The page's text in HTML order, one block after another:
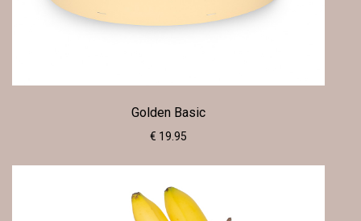
Golden Basic
€ 19.95